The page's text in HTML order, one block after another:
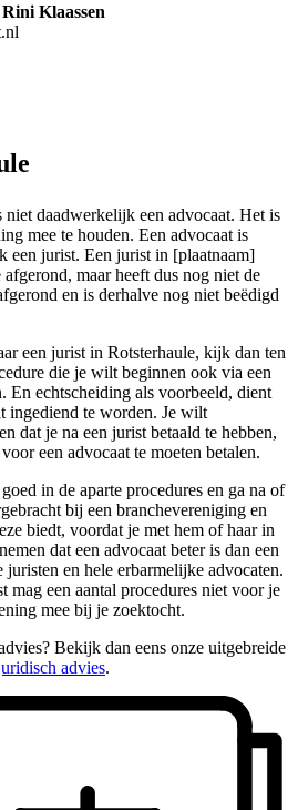
Rini Klaassen
daadwerkelijk een advocaat. Het is
mee te houden. Een advocaat is
een jurist. Een jurist in [plaatnaam]
maar heeft dus nog niet de
en is derhalve nog niet beëdigd
een jurist in Rotsterhaule, kijk dan ten
die je wilt beginnen ook via een
En echtscheiding als voorbeeld, dient
ingediend te worden. Je wilt
dat je na een jurist betaald te hebben,
een advocaat te moeten betalen.
in de aparte procedures en ga na of
bij een branchevereniging en
biedt, voordat je met hem of haar in
dat een advocaat beter is dan een
en hele erbarmelijke advocaten.
mag een aantal procedures niet voor je
mee bij je zoektocht.
Bekijk dan eens onze uitgebreide
advies.